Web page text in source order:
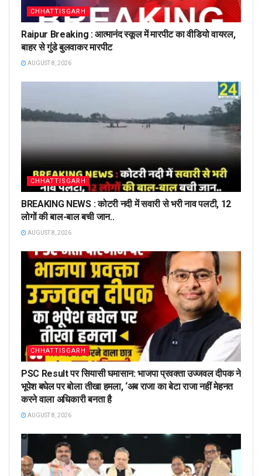
CHHATTISGARH
Raipur Breaking : आत्मानंद स्कूल में मारपीट का वीडियो वायरल,
बाहर से गुंडे बुलवाकर मारपीट
AUGUST 8, 2026
CHHATTISGARH
BREAKING NEWS : कोटरी नदी में सवारी से भरी नाव पलटी, 12
लोगों की बाल-बाल बची जान..
AUGUST 8, 2026
CHHATTISGARH
PSC Result पर सियासी घमासान: भाजपा प्रवक्ता उज्जवल दीपक ने
भूपेश बघेल पर बोला तीखा हमला, ‘अब राजा का बेटा राजा नहीं मेहनत
करने वाला अधिकारी बनता है
AUGUST 8, 2026